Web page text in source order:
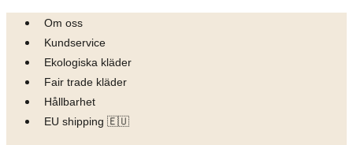
Skip
content
Om oss
Kundservice
Ekologiska kläder
Fair trade kläder
Hållbarhet
EU shipping 🇪🇺